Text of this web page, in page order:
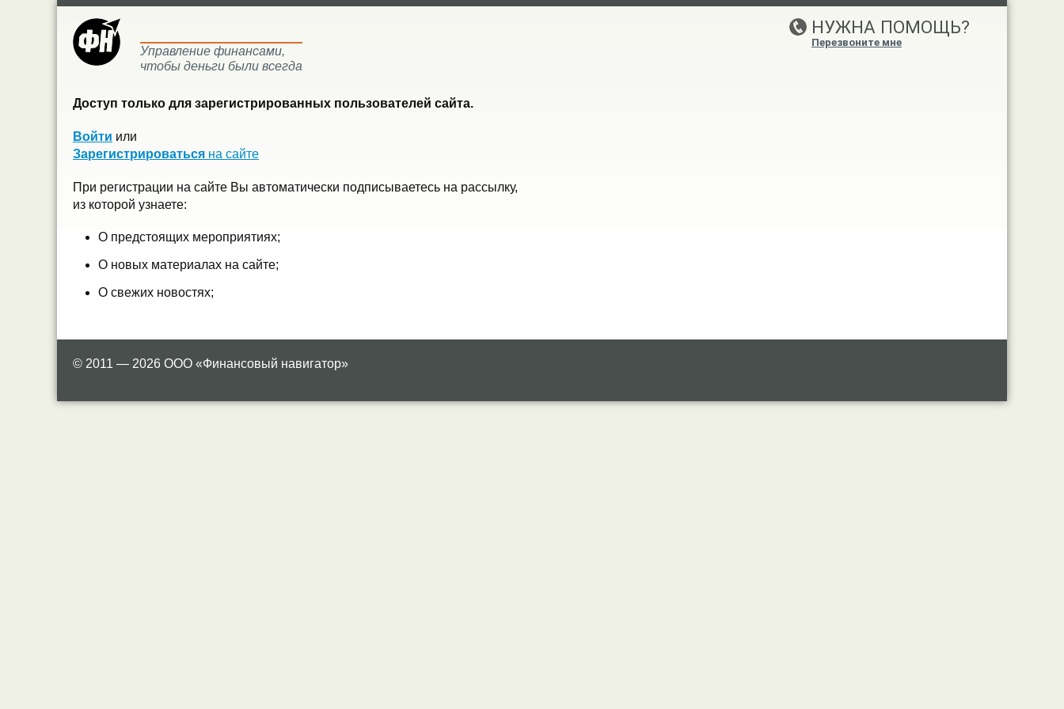
Управление финансами,
чтобы деньги были всегда
НУЖНА ПОМОЩЬ?
Перезвоните мне
Доступ только для зарегистрированных пользователей сайта.
Войти или
Зарегистрироваться на сайте
При регистрации на сайте Вы автоматически подписываетесь на рассылку,
из которой узнаете:
О предстоящих мероприятиях;
О новых материалах на сайте;
О свежих новостях;
© 2011 — 2026 ООО «Финансовый навигатор»